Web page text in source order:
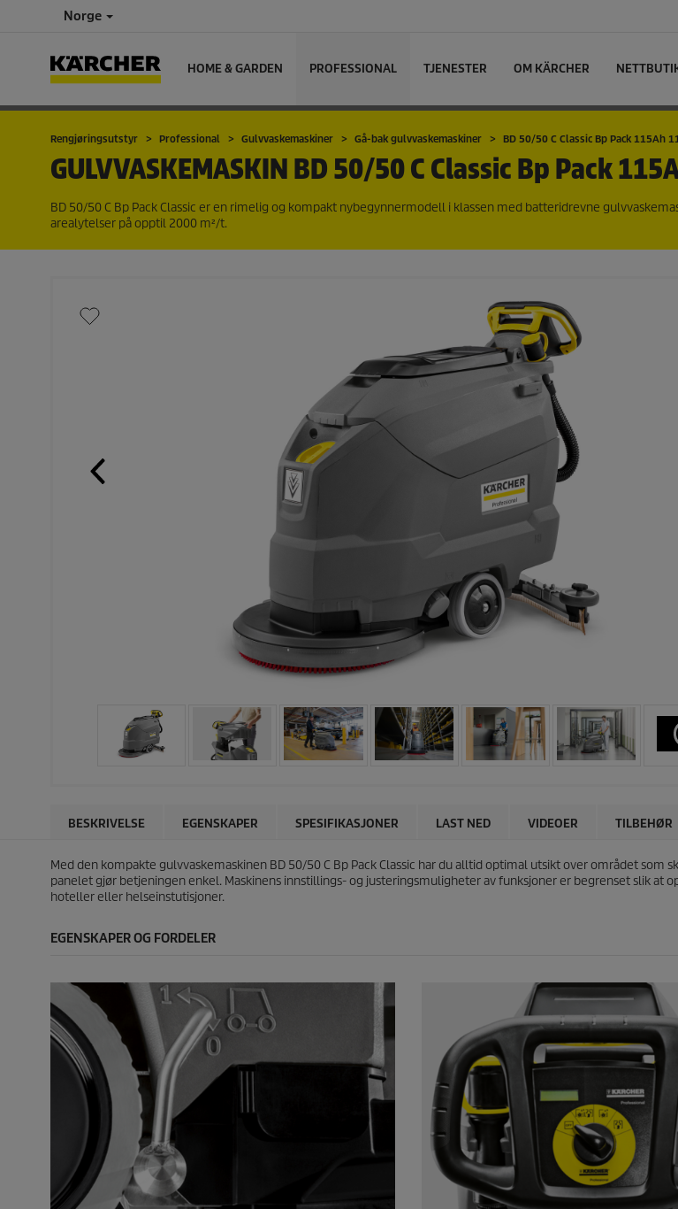
Norge
HOME & GARDEN PROFESSIONAL TJENESTER OM KÄRCHER
Rengjøringsutstyr Professional Gulvvaskemaskiner Gå-bak gulvvaskemaskiner BD 50/50 C Classic Bp Pack 115Ah
GULVVASKEMASKIN BD 50/50 C Classic Bp Pack
BD 50/50 C Bp Pack Classic er en rimelig og kompakt nybegynnermodell i klassen med batteridrevne
arealytelser på opptil 2000 m²/t.
BESKRIVELSE EGENSKAPER SPESIFIKASJONER LAST NED VIDEOER TILBEHØR
Med den kompakte gulvvaskemaskinen BD 50/50 C Bp Pack Classic har du alltid optimal utsikt over området
panelet gjør betjeningen enkel. Maskinens innstillings- og justeringsmuligheter av funksjoner er begrenset slik at
hoteller eller helseinstutisjoner.
EGENSKAPER OG FORDELER